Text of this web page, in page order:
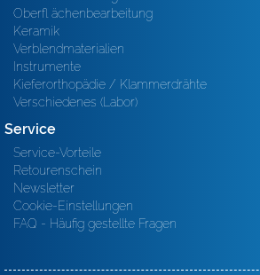
Oberfl ächenbearbeitung
Keramik
Verblendmaterialien
Instrumente
Kieferorthopädie / Klammerdrähte
Verschiedenes (Labor)
Service
Service-Vorteile
Retourenschein
Newsletter
Cookie-Einstellungen
FAQ - Häufig gestellte Fragen